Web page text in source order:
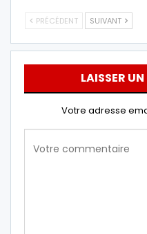
PRÉCÉDENT SUIVANT
LAISSER
Votre adresse